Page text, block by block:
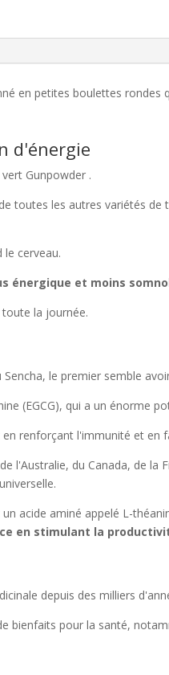
Boost
BIO
en petites boulettes rondes
d'énergie
Gunpowder .
toutes les autres variétés
cerveau.
énergique et moins
la journée.
le premier semble
(EGCG), qui a un énorme
renforçant l'immunité et en
l'Australie, du Canada, de la
acide aminé appelé L-
en stimulant la
depuis des milliers
bienfaits pour la santé,